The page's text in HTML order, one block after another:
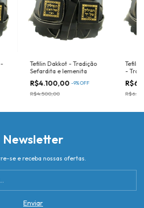
Tefilin Dakkot - Tradição
Sefardita e Iemenita
R$4.100,00 -9%OFF
R$4.500,00
Tefilin
-
Newsletter
se e receba nossas ofertas.